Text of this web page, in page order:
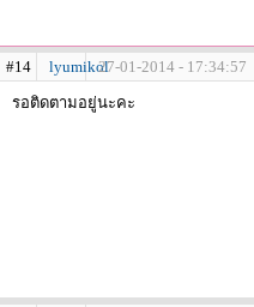
#14 lyumikol27-01-2014 - 17:34:57
รอติดตามอยู่นะคะ